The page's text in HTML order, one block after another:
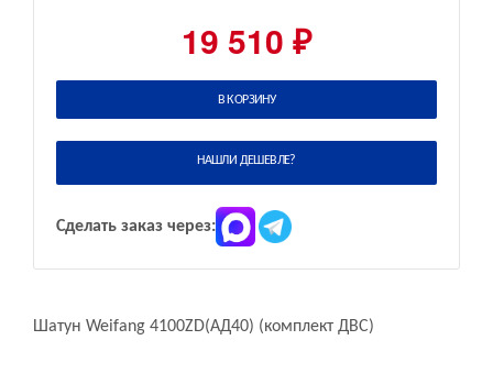
19 510 ₽
В КОРЗИНУ
НАШЛИ ДЕШЕВЛЕ?
Сделать заказ через:
Шатун Weifang 4100ZD(АД40) (комплект ДВС)